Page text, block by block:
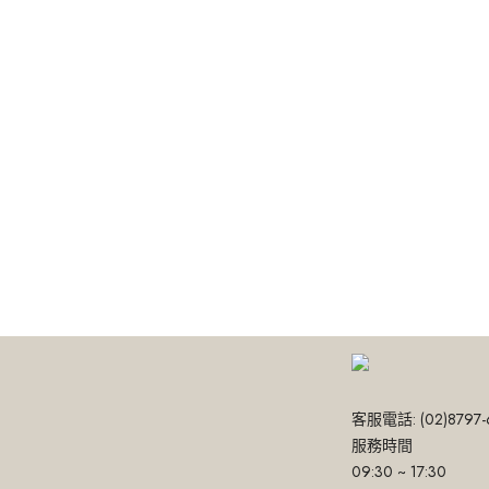
客服電話: (02)8797-
服務時間
09:30 ~ 17:30